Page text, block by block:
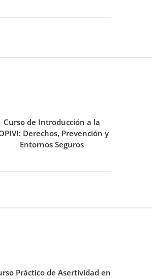
Curso de Introducción a la
Derechos, Prevención y
Entornos Seguros
Práctico de Asertividad en